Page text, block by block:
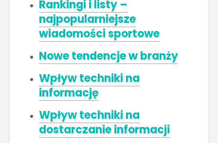
Rankingi i listy –
najpopularniejsze
wiadomości sportowe
Nowe tendencje w branży
Wpływ techniki na
informację
Wpływ techniki na
dostarczanie informacji
El Bitcoin cae a
los 17.000
dólares
Las Extensiones
De Cabello Vs.
Cabello Natural
¿QUÉ ES
ECONOMÍA
COLABORATIVA?